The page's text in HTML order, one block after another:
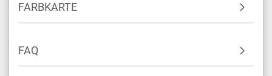
FARBKARTE
FAQ